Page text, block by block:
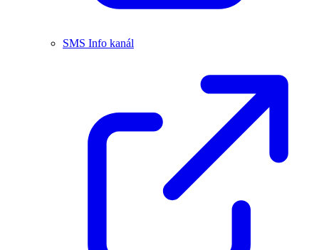
SMS Info kanál